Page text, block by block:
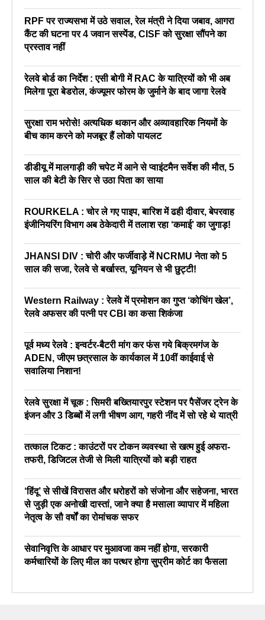
RPF पर राज्यसभा में उठे सवाल, रेल मंत्री ने दिया जबाव, आगरा
कैंट की घटना पर 4 जवान सस्पेंड, CISF को सुरक्षा सौंपने का
प्रस्ताव नहीं
रेलवे बोर्ड का निर्देश : एसी बोगी में RAC के यात्रियों को भी अब
मिलेगा पूरा बेडरोल, कंज्यूमर फोरम के जुर्माने के बाद जागा रेलवे
सुरक्षा राम भरोसे! अत्यधिक थकान और अव्यावहारिक नियमों के
बीच काम करने को मजबूर हैं लोको पायलट
डीडीयू में मालगाड़ी की चपेट में आने से प्वाइंटमैन सर्वेश की मौत, 5
साल की बेटी के सिर से उठा पिता का साया
ROURKELA : चोर ले गए पाइप, बारिश में ढही दीवार, बेपरवाह
इंजीनियरिंग विभाग अब ठेकेदारी में तलाश रहा ‘कमाई’ का जुगाड़!
JHANSI DIV : चोरी और फर्जीवाड़े में NCRMU नेता को 5
साल की सजा, रेलवे से बर्खास्त, यूनियन से भी छुट्टी!
Western Railway : रेलवे में प्रमोशन का गुप्त ‘कोचिंग खेल’,
रेलवे अफसर की पत्नी पर CBI का कसा शिकंजा
पूर्व मध्य रेलवे : इन्वर्टर-बैटरी मांग कर फंस गये बिक्रमगंज के
ADEN, जीएम छत्रसाल के कार्यकाल में 10वीं काईवाई से
सवालिया निशान!
रेलवे सुरक्षा में चूक : सिमरी बख्तियारपुर स्टेशन पर पैसेंजर ट्रेन के
इंजन और 3 डिब्बों में लगी भीषण आग, गहरी नींद में सो रहे थे यात्री
तत्काल टिकट : काउंटरों पर टोकन व्यवस्था से खत्म हुई अफरा-
तफरी, डिजिटल तेजी से मिली यात्रियों को बड़ी राहत
‘हिंदू’ से सीखें विरासत और धरोहरों को संजोना और सहेजना, भारत
से जुड़ी एक अनोखी दास्तां, जाने क्या है मसाला व्यापार में महिला
नेतृत्व के सौ वर्षों का रोमांचक सफर
सेवानिवृत्ति के आधार पर मुआवजा कम नहीं होगा, सरकारी
कर्मचारियों के लिए मील का पत्थर होगा सुप्रीम कोर्ट का फैसला